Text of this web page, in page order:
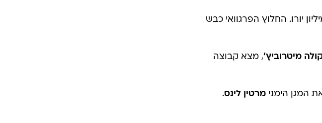
3 מיליון יורו. החלוץ הפרגוואי כבש
מיטרוביץ', מצא קבוצה
מרטין לינס.